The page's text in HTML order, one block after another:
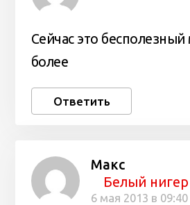
Сейчас это бесполезный
более
Ответить
Макс
Белый нигер
6 мая 2013 в 09:40